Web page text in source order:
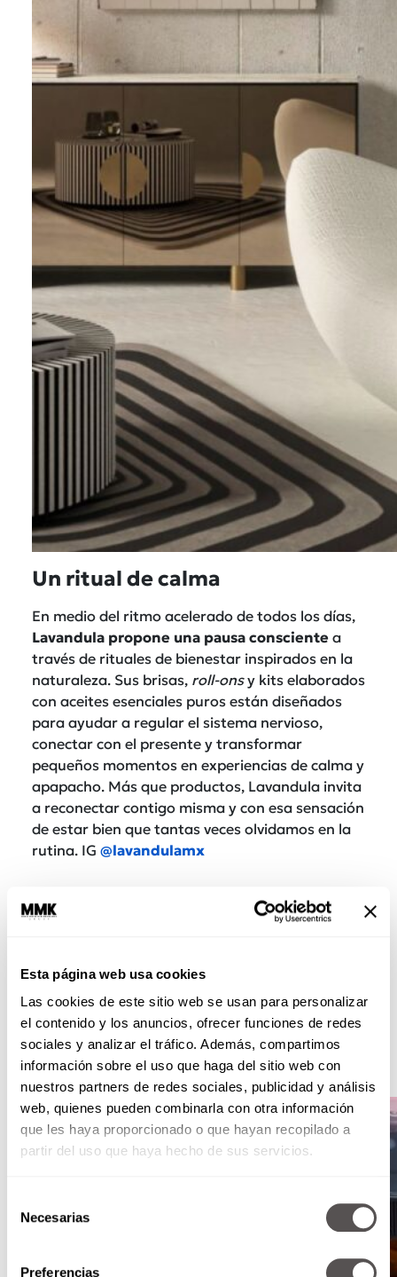
Esta página web usa cookies
Las cookies de este sitio web se usan para personalizar
el contenido y los anuncios, ofrecer funciones de redes
sociales y analizar el tráfico. Además, compartimos
información sobre el uso que haga del sitio web con
nuestros partners de redes sociales, publicidad y análisis
web, quienes pueden combinarla con otra información
que les haya proporcionado o que hayan recopilado a
partir del uso que haya hecho de sus servicios.
Necesarias
Preferencias
Un ritual de calma
En medio del ritmo acelerado de todos los días,
Lavandula propone una pausa consciente a
través de rituales de bienestar inspirados en la
naturaleza. Sus brisas, roll-onsy kits elaborados
con aceites esenciales puros están diseñados
para ayudar a regular el sistema nervioso,
conectar con el presente y transformar
pequeños momentos en experiencias de calma y
apapacho. Más que productos, Lavandula invita
a reconectar contigo misma y con esa sensación
de estar bien que tantas veces olvidamos en la
rutina. IG @lavandulamx